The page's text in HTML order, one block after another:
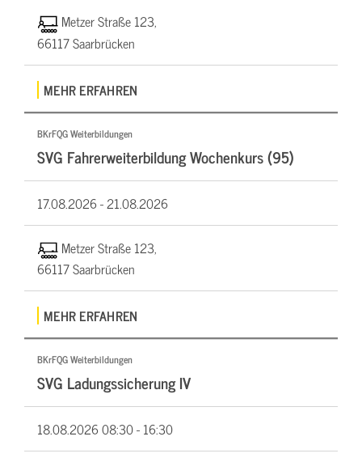
Metzer Straße 123,
66117 Saarbrücken
MEHR ERFAHREN
BKrFQG Weiterbildungen
SVG Fahrerweiterbildung Wochenkurs (95)
17.08.2026 -21.08.2026
Metzer Straße 123,
66117 Saarbrücken
MEHR ERFAHREN
BKrFQG Weiterbildungen
SVG Ladungssicherung IV
18.08.202608:30 - 16:30